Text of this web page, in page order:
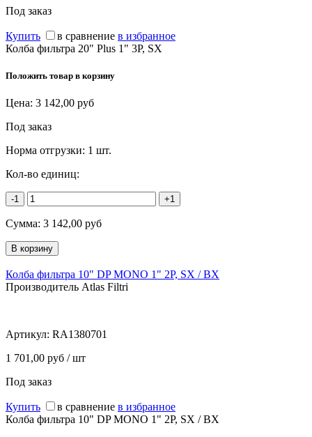
Под заказ
Купить в сравнение в избранное
Колба фильтра 20" Plus 1" 3P, SX
Положить товар в корзину
Цена: 3 142,00 руб
Под заказ
Норма отгрузки: 1 шт.
Кол-во единиц:
-1 +1
Сумма: 3 142,00 руб
Колба фильтра 10" DP MONO 1" 2P, SX / BX
Производитель Atlas Filtri
Артикул: RA1380701
1 701,00 руб / шт
Под заказ
Купить в сравнение в избранное
Колба фильтра 10" DP MONO 1" 2P, SX / BX